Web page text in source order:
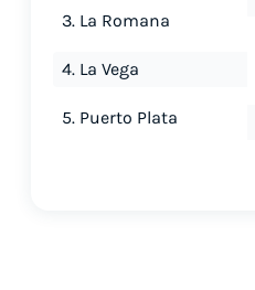
3. La Romana
4. La Vega
5. Puerto Plata